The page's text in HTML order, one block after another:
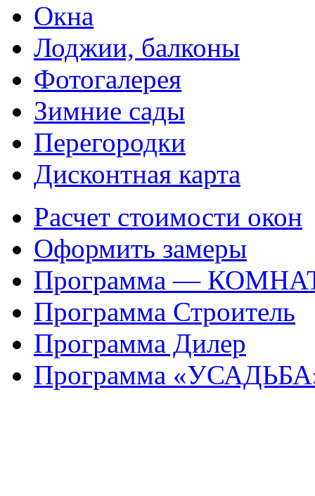
Окна
Лоджии, балконы
Фотогалерея
Зимние сады
Перегородки
Дисконтная карта
Расчет стоимости окон
Оформить замеры
Программа —
Программа Строитель
Программа Дилер
Программа